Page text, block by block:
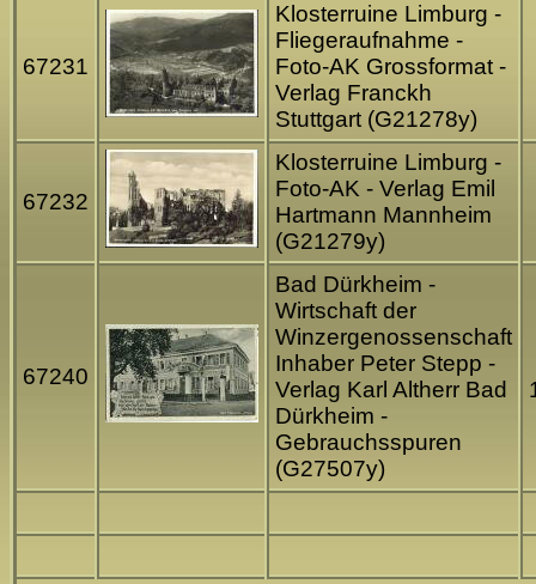
67231
Klosterruine Limburg -
Fliegeraufnahme -
Foto-AK Grossformat -
Verlag Franckh
Stuttgart (G21278y)
67232
Klosterruine Limburg -
Foto-AK - Verlag Emil
Hartmann Mannheim
(G21279y)
67240
Bad Dürkheim -
Wirtschaft der
Winzergenossenschaft
Inhaber Peter Stepp -
Verlag Karl Altherr Bad
Dürkheim -
Gebrauchsspuren
(G27507y)